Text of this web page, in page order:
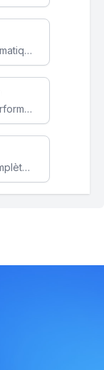
Optimisez votre stratégie informatique avec l'expertise de nos consultants pour améliorer votre efficacité et sécurité.
Garantissez la stabilité et la performance de votre entreprise avec une infrastructure IT sécurisée et évolutive.
Microsoft 365 une solution complète qui booste votre productivité, renforce la sécurité de vos données et facilite la collaboration.